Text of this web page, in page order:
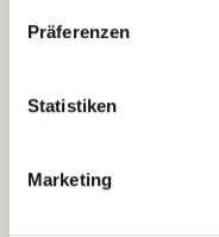
Ihre Einwilligung
indem Sie die Cookie-
unserer
Präferenzen
Statistiken
Marketing
Kantstraße 45a
(Ein
e.V.)